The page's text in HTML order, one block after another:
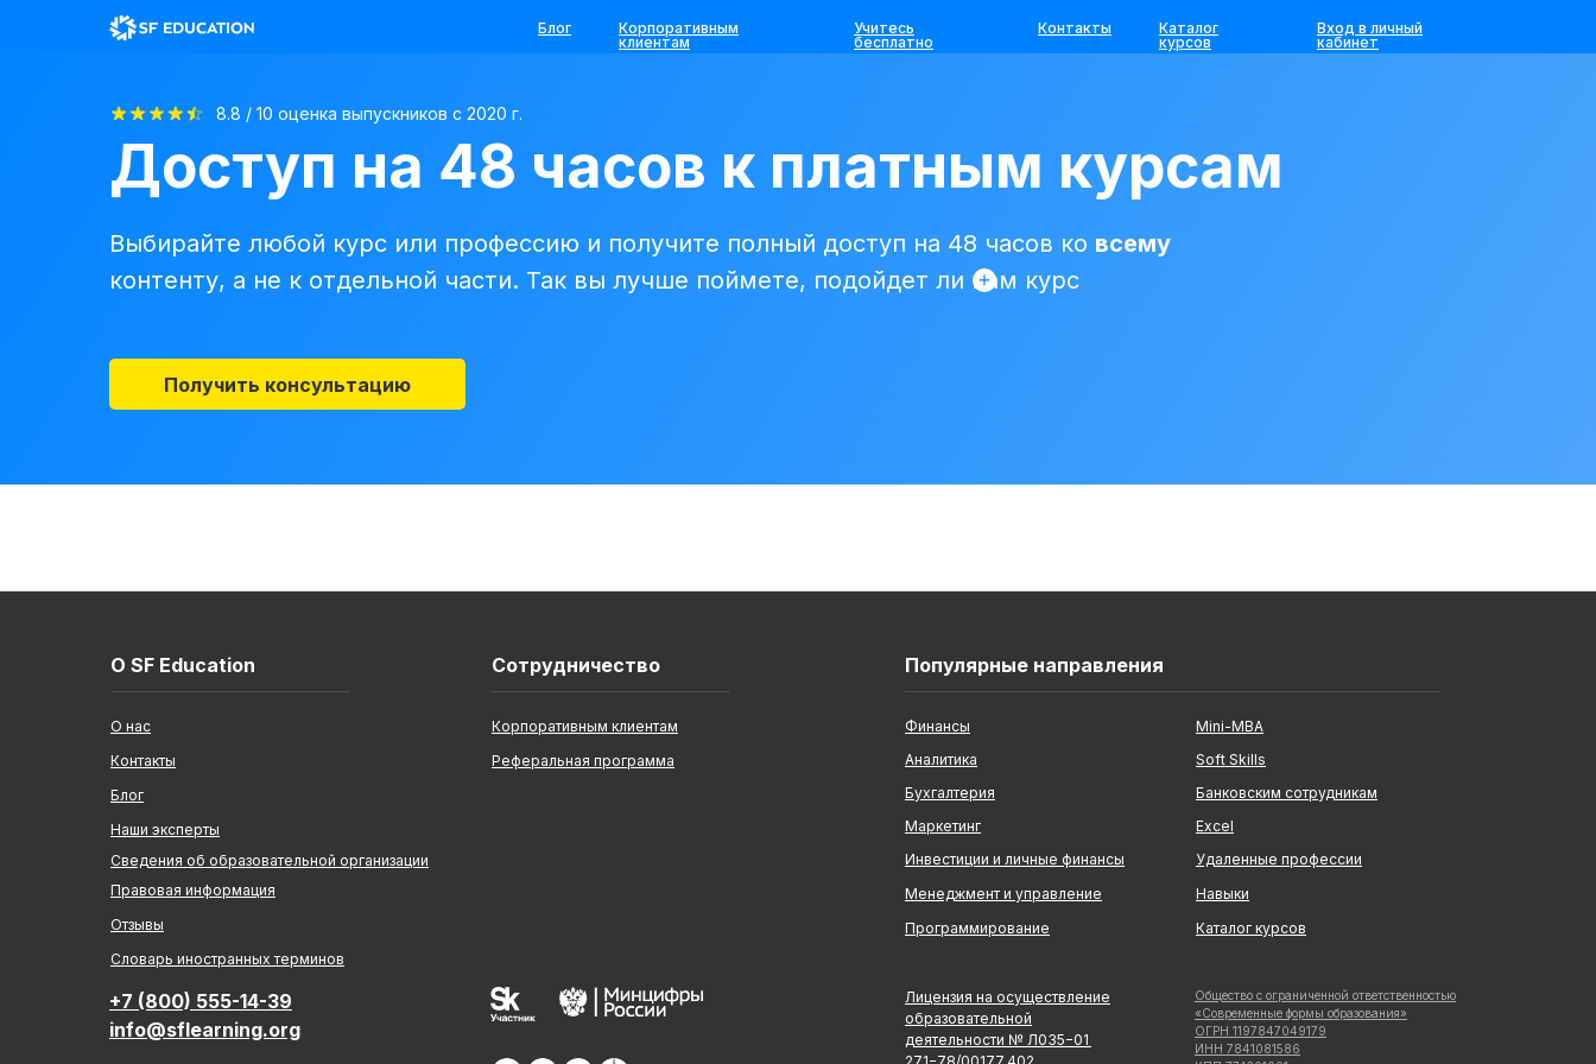
Блог
Каталог
курсов
Вход в личный
кабинет
Контакты
Корпоративным
клиентам
Учитесь
бесплатно
Доступ на 48 часов к платным курсам
Получить консультацию
Выбирайте любой курс или профессию и получите полный доступ на 48 часов ко всему
контенту, а не к отдельной части. Так вы лучше поймете, подойдет ли вам курс
8.8 / 10 оценка выпускников с 2020 г.
О SF Education Сотрудничество
Реферальная программа
Наши эксперты
Правовая информация
Корпоративным клиентам
Контакты
Блог
Сведения об образовательной организации
+7 (800) 555-14-39
info@sflearning.org
О нас
Лицензия на осуществление
образовательной
деятельности № Л035−01
Общество с ограниченной ответственностью
«Современные формы образования»
ОГРН 1197847049179
ИНН 7841081586
Отзывы
Cловарь иностранных терминов
Популярные направления
Маркетинг
Инвестиции и личные финансы
Менеджмент и управление
Программирование
Аналитика
Бухгалтерия
Финансы Mini-MBA
Банковским сотрудникам
Soft Skills
Каталог курсов
Навыки
Удаленные профессии
Excel